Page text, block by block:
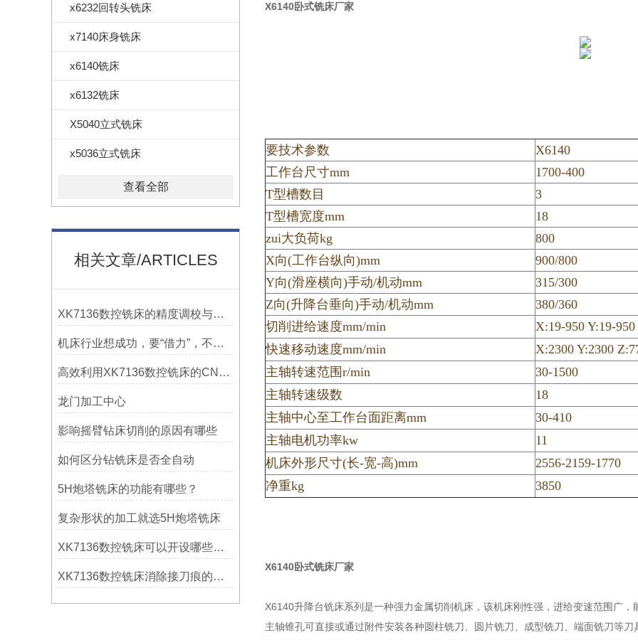
x6232回转头铣床
x7140床身铣床
x6140铣床
x6132铣床
X5040立式铣床
x5036立式铣床
查看全部
相关文章/ARTICLES
XK7136数控铣床的精度调校与性能优化
机床行业想成功，要“借力”，不要“尽力”！
高效利用XK7136数控铣床的CNC系统？
龙门加工中心
影响摇臂钻床切削的原因有哪些
如何区分钻铣床是否全自动
5H炮塔铣床的功能有哪些？
复杂形状的加工就选5H炮塔铣床
XK7136数控铣床可以开设哪些考核项目？
XK7136数控铣床消除接刀痕的操作
X6140卧式铣床厂家
要技术参数
X6140
工作台尺寸mm
1700-400
T型槽数目
3
T型槽宽度mm
18
zui大负荷kg
800
X向(工作台纵向)mm
900/800
Y向(滑座横向)手动/机动mm
315/300
Z向(升降台垂向)手动/机动mm
380/360
切削进给速度mm/min
X:19-950 Y:19-
快速移动速度mm/min
X:2300 Y:2300
主轴转速范围r/min
30-1500
主轴转速级数
18
主轴中心至工作台面距离mm
30-410
主轴电机功率kw
11
机床外形尺寸(长-宽-高)mm
2556-2159-1770
净重kg
3850
X6140卧式铣床厂家
X6140升降台铣床系列是一种强力金属切削机床，该机床刚性强，进给变速范围广，
主轴锥孔可直接或通过附件安装各种圆柱铣刀、圆片铣刀、成型铣刀、端面铣刀等刀